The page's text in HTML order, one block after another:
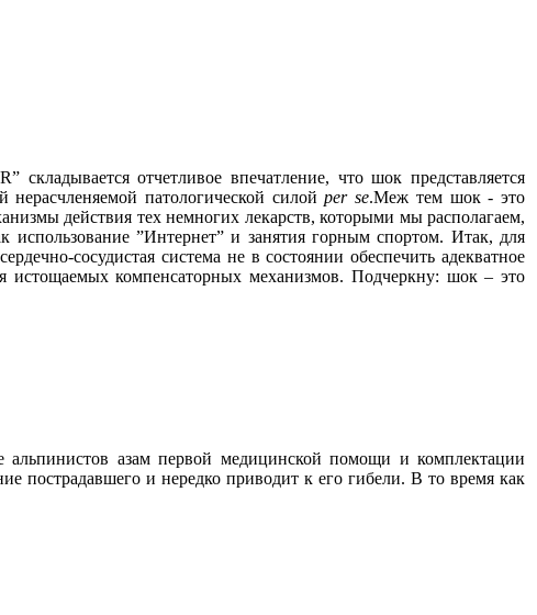
отчетливое впечатление, что шок представляется
нерасчленяемой патологической силойper se.Меж тем шок - это
действия тех немногих лекарств, которыми мы располагаем,
использование ”Интернет” и занятия горным спортом. Итак, для
сосудистая система не в состоянии обеспечить адекватное
истощаемых компенсаторных механизмов. Подчеркну: шок – это
альпинистов азам первой медицинской помощи и комплектации
пострадавшего и нередко приводит к его гибели. В то время как